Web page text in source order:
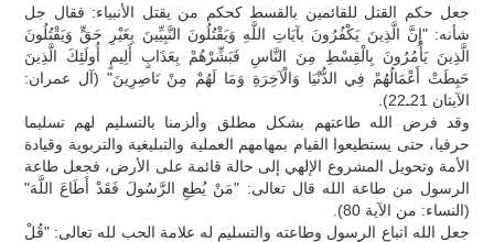
جعل حكم القتل للقائمين بالقسط كحكم من يقتل الأنبياء: فقال جل
شأنه: "إِنَّ الَّذِينَ يَكْفُرُونَ بآيَاتِ اللَّهِ وَيَقْتُلُونَ النَّبِيِّينَ بِغَيْرِ حَقٍّ وَيَقْتُلُونَ
الَّذِينَ يَأْمُرُونَ بِالْقِسْطِ مِنَ النَّاسِ فَبَشِّرْهُمْ بِعَذَابٍ أَلِيمٍ أُولَئِكَ الَّذِينَ
حَبِطَتْ أَعْمَالُهُمْ فِي الدُّنْيَا وَالْآخِرَةِ وَمَا لَهُمْ مِنْ نَاصِرِينَ" (آل عمران:
الآيتان 21ـ22).
وقد فرض الله طاعتهم بشكل مطلق وألزمنا بالتسليم لهم تسليما
حرفيا، حتى يستطيعوا القيام بمهامهم العملية والتبليغية والتربوية وقيادة
الأمة وتحويل المشروع الإلهي إلى حالة قائمة على الأرض، فجعل طاعة
الرسول من طاعة الله قال تعالى: "مَنْ يُطِعِ الرَّسُولَ فَقَدْ أَطَاعَ اللَّهَ"
(النساء: من الآية 80).
جعل الله اتباع الرسول وطاعته والتسليم له علامة الحب لله تعالى: "قُلْ